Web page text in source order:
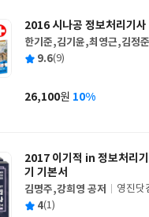
2016 시나공 정보처리기
글
쓴
한기준,김기윤,최영근,김정
석(길벗알앤디) 공저
출
사
평 9.6(9)
가
26,100원 10%
2017 이기적 in 정보처리
기 기본서
글
쓴
김명주,강희영 공저
출
영진닷
평 4(1)